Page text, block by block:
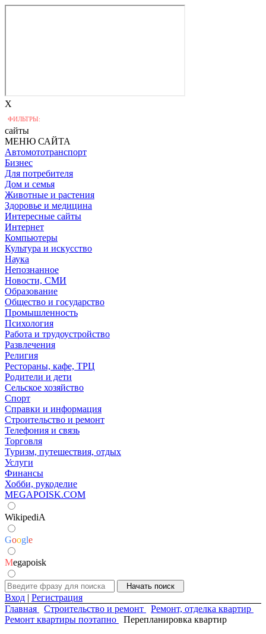
X
ФИЛЬТРЫ:
сайты
МЕНЮ САЙТА
Автомототранспорт
Бизнес
Для потребителя
Дом и семья
Животные и растения
Здоровье и медицина
Интересные сайты
Интернет
Компьютеры
Культура и искусство
Наука
Непознанное
Новости, СМИ
Образование
Общество и государство
Промышленность
Психология
Работа и трудоустройство
Развлечения
Религия
Рестораны, кафе, ТРЦ
Родители и дети
Сельское хозяйство
Спорт
Справки и информация
Строительство и ремонт
Телефония и связь
Торговля
Туризм, путешествия, отдых
Услуги
Финансы
Хобби, рукоделие
MEGAPOISK.COM
WikipediA
Google
Megapoisk
Вход | Регистрация
Главная
Строительство и ремонт
Ремонт, отделка квартир
Ремонт квартиры поэтапно
Перепланировка квартир